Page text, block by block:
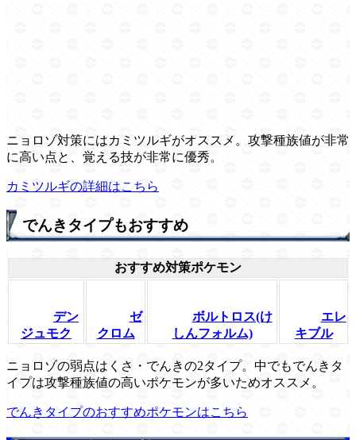
ニョロゾ対策にはカミツルギがオススメ。攻撃種族値が非常
に高い点と、覚える技が非常に優秀。
カミツルギの詳細はこちら
でんきタイプもおすすめ
おすすめ対策ポケモン
デン
ジュモク
ゼ
クロム
ボルトロス(け
しんフォルム)
エレ
キブル
ニョロゾの弱点はくさ・でんきの2タイプ。中でもでんきタ
イプは攻撃種族値の高いポケモンが多いためオススメ。
でんきタイプのおすすめポケモンはこちら